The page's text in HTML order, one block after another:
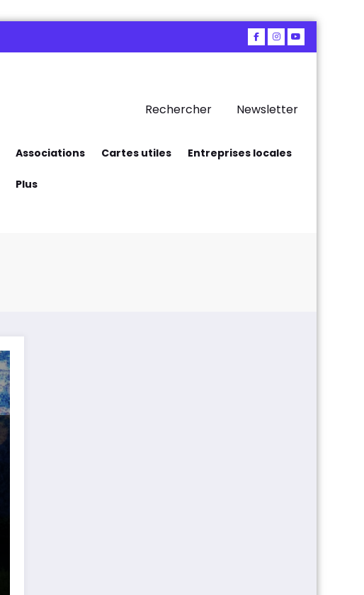
Rechercher Newsletter
Associations Cartes utiles Entreprises locales
Plus